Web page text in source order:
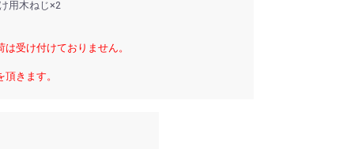
用木ねじ×2
は受け付けておりません。
きます。